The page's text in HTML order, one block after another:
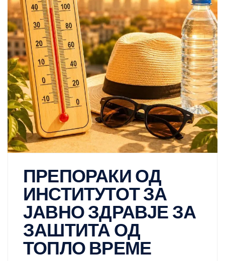
ПРЕПОРАКИ ОД
ИНСТИТУТОТ ЗА
ЈАВНО ЗДРАВЈЕ ЗА
ЗАШТИТА ОД
ТОПЛО ВРЕМЕ